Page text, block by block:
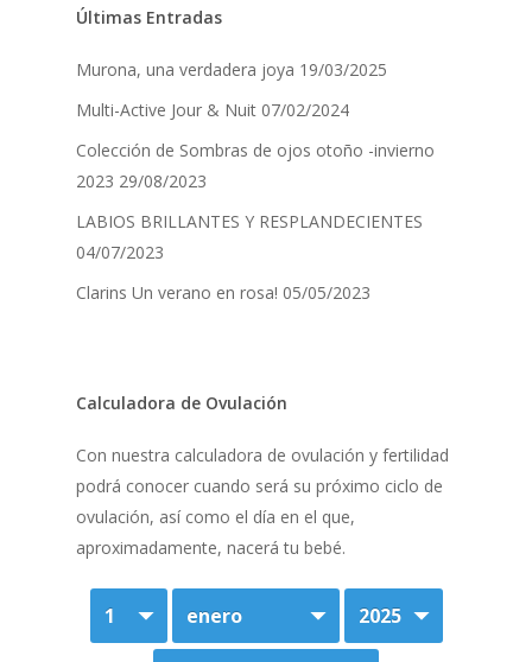
Últimas Entradas
Murona, una verdadera joya 19/03/2025
Multi-Active Jour & Nuit 07/02/2024
Colección de Sombras de ojos otoño -invierno
2023 29/08/2023
LABIOS BRILLANTES Y RESPLANDECIENTES
04/07/2023
Clarins Un verano en rosa! 05/05/2023
Calculadora de Ovulación
Con nuestra calculadora de ovulación y fertilidad
podrá conocer cuando será su próximo ciclo de
ovulación, así como el día en el que,
aproximadamente, nacerá tu bebé.